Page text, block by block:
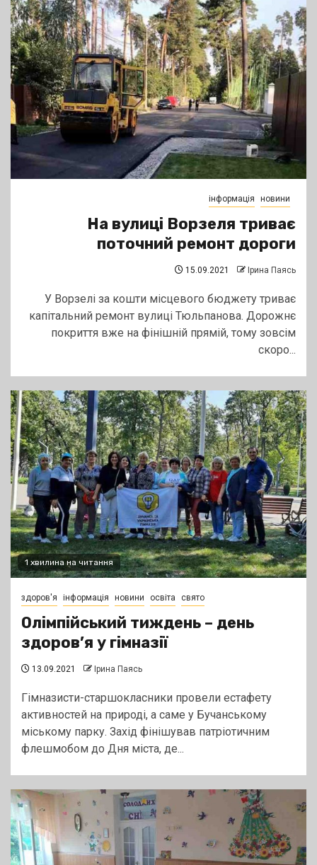
інформація новини
На вулиці Ворзеля триває
поточний ремонт дороги
15.09.2021 Ірина Паясь
У Ворзелі за кошти місцевого бюджету триває
капітальний ремонт вулиці Тюльпанова. Дорожнє
покриття вже на фінішній прямій, тому зовсім
скоро...
1 хвилина на читання
здоров'я інформація новини освіта свято
Олімпійський тиждень – день
здоров’я у гімназії
13.09.2021 Ірина Паясь
Гімназисти-старшокласники провели естафету
активностей на природі, а саме у Бучанському
міському парку. Захід фінішував патріотичним
флешмобом до Дня міста, де...